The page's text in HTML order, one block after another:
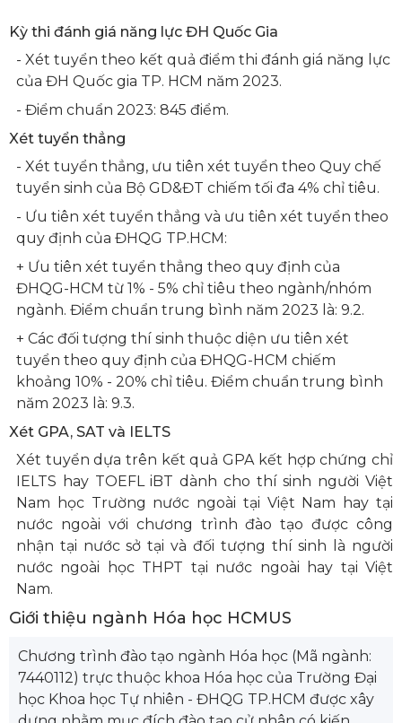
Kỳ thi đánh giá năng lực ĐH Quốc Gia
- Xét tuyển theo kết quả điểm thi đánh giá năng lực
của ĐH Quốc gia TP. HCM năm 2023.
- Điểm chuẩn 2023: 845 điểm.
Xét tuyển thẳng
- Xét tuyển thẳng, ưu tiên xét tuyển theo Quy chế
tuyển sinh của Bộ GD&ĐT chiếm tối đa 4% chỉ tiêu.
- Ưu tiên xét tuyển thẳng và ưu tiên xét tuyển theo
quy định của ĐHQG TP.HCM:
+ Ưu tiên xét tuyển thẳng theo quy định của
ĐHQG-HCM từ 1% - 5% chỉ tiêu theo ngành/nhóm
ngành. Điểm chuẩn trung bình năm 2023 là: 9.2.
+ Các đối tượng thí sinh thuộc diện ưu tiên xét
tuyển theo quy định của ĐHQG-HCM chiếm
khoảng 10% - 20% chỉ tiêu. Điểm chuẩn trung bình
năm 2023 là: 9.3.
Xét GPA, SAT và IELTS
Xét tuyển dựa trên kết quả GPA kết hợp chứng chỉ
IELTS hay TOEFL iBT dành cho thí sinh người Việt
Nam học Trường nước ngoài tại Việt Nam hay tại
nước ngoài với chương trình đào tạo được công
nhận tại nước sở tại và đối tượng thí sinh là người
nước ngoài học THPT tại nước ngoài hay tại Việt
Nam.
Giới thiệu ngành Hóa học HCMUS
Chương trình đào tạo ngành Hóa học (Mã ngành:
7440112) trực thuộc khoa Hóa học của Trường Đại
học Khoa học Tự nhiên - ĐHQG TP.HCM được xây